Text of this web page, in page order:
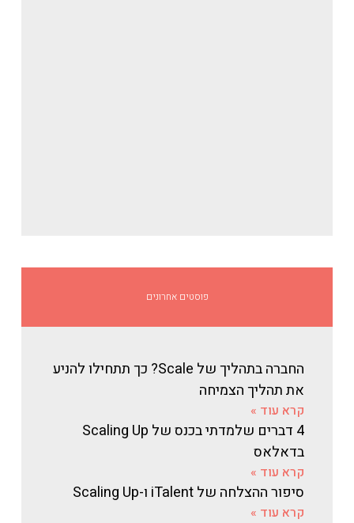
פוסטים אחרונים
החברה בתהליך של Scale? כך תתחילו להניע
את תהליך הצמיחה
קרא עוד »
4 דברים שלמדתי בכנס של Scaling Up
בדאלאס
קרא עוד »
סיפור ההצלחה של iTalent ו-Scaling Up
קרא עוד »